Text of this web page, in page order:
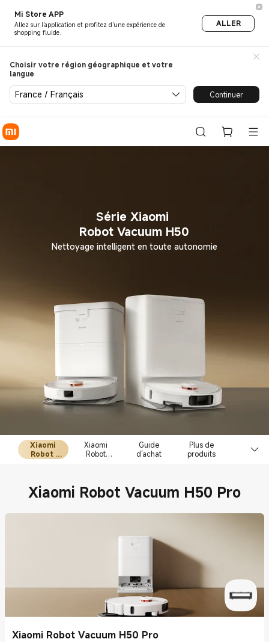
Mi Store APP
Allez sur l'application et profitez d'une expérience de
shopping fluide.
ALLER
Choisir votre région géographique et votre
langue
France / Français Continuer
Série Xiaomi Robot Vacuum
Série Xiaomi
Robot Vacuum H50
Nettoyage intelligent en toute autonomie
Xiaomi
Robot
Xiaomi
Robot
Guide
d'achat
Plus de
produits
Xiaomi Robot Vacuum H50 Pro
Xiaomi Robot Vacuum H50 Pro